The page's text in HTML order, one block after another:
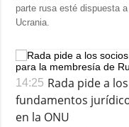
Política
Defensa
Sociedad y
Cultura
Deportes
parte rusa esté dispuesta
Ucrania.
14:25 Rada pide a
fundamentos
en la ONU